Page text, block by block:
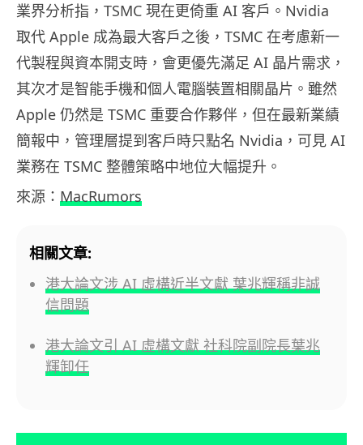
業界分析指，TSMC 現在更倚重 AI 客戶。Nvidia
取代 Apple 成為最大客戶之後，TSMC 在考慮新一
代製程與資本開支時，會更優先滿足 AI 晶片需求，
其次才是智能手機和個人電腦裝置相關晶片。雖然
Apple 仍然是 TSMC 重要合作夥伴，但在最新業績
簡報中，管理層提到客戶時只點名 Nvidia，可見 AI
業務在 TSMC 整體策略中地位大幅提升。
來源： MacRumors
相關文章:
港大論文涉 AI 虛構近半文獻 葉兆輝稱非誠
信問題
港大論文引 AI 虛構文獻 社科院副院長葉兆
輝卸任